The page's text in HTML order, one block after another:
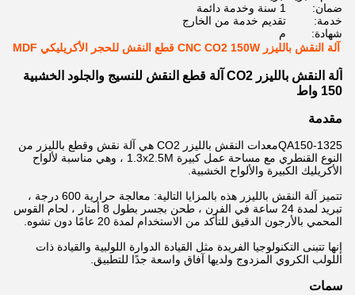
ضمان:
1 سنة وخدمة دائمة
خدمة:
تقديم خدمة من الخارج
شهادة:
م
آلة النقش بالليزر CNC CO2 150W قطع النقش للحجر الأكريليكي MDF
آلة النقش بالليزر CO2 آلة قطع النقش للنسيج والجلود الخشبية
150 واط
مقدمة
QA150-1325
معدات النقش بالليزر CO2 هي آلة نقش وقطع بالليزر من
النوع القنطري مع مساحة عمل كبيرة 1.3x2.5M ، وهي مناسبة لألواح
الأكريليك الكبيرة والألواح الخشبية.
تتميز آلة النقش بالليزر هذه بالمزايا التالية: معالجة حرارية 600 درجة ،
تبريد لمدة 24 ساعة في الفرن ، طحن بجسر بطول 8 أمتار ، لحام القوس
المحمي بالأرجون الدقيق للتأكد من الاستخدام لمدة 20 عامًا دون تشوه.
إنها تتبنى التكنولوجيا الفريدة مثل القيادة الدوارة اللولبية والقيادة ذات
اللولب الكروي المزدوج ولديها آفاق واسعة جدًا للتطبيق.
سمات